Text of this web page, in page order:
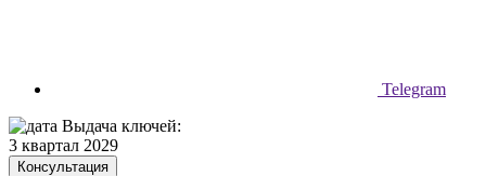
Telegram
Выдача ключей:
3 квартал 2029
Консультация